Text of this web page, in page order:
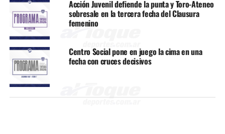
Acción Juvenil defiende la punta y Toro-Ateneo
sobresale en la tercera fecha del Clausura
femenino
Centro Social pone en juego la cima en una
fecha con cruces decisivos